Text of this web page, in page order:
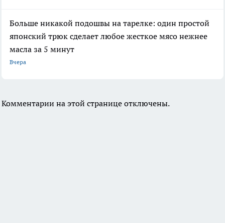
Больше никакой подошвы на тарелке: один простой
японский трюк сделает любое жесткое мясо нежнее
масла за 5 минут
Вчера
Комментарии на этой странице отключены.